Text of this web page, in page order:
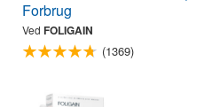
Forbrug
Ved FOLIGAIN
(1369)